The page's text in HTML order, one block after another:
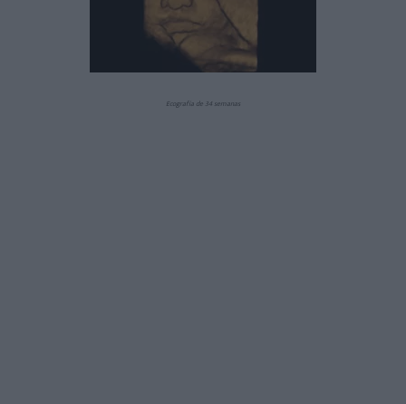
Ecografía de 34 semanas